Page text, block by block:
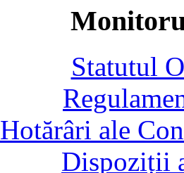
Statutul
Hotărâri ale
Dispoziții